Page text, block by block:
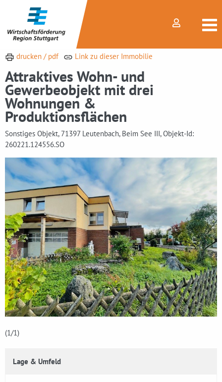
drucken / pdf Link zu dieser Immobilie
Attraktives Wohn- und
Gewerbeobjekt mit drei
Wohnungen &
Produktionsflächen
Sonstiges Objekt, 71397 Leutenbach, Beim See III, Objekt-Id:
260221.124556.SO
(1/1)
Lage & Umfeld